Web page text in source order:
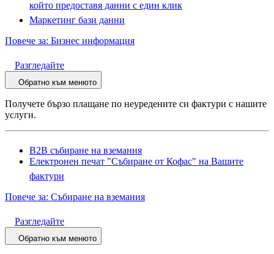
който предоставя данни с един клик
Маркетинг бази данни
Повече за: Бизнес информация
Разгледайте
Обратно към менюто
Получете бързо плащане по неуредените си фактури с нашите
услуги.
B2B събиране на вземания
Електронен печат "Събиране от Кофас" на Вашите
фактури
Повече за: Събиране на вземания
Разгледайте
Обратно към менюто